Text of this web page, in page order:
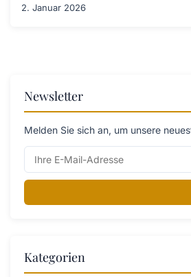
2. Januar 2026
Newsletter
Melden Sie sich an, um unsere
Kategorien